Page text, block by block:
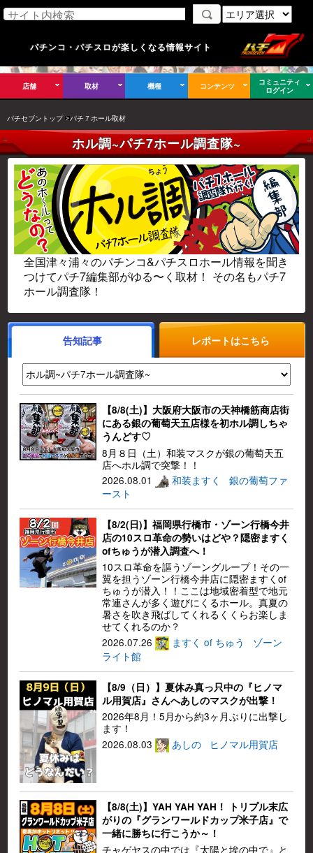
パチンコ・パチスロが楽しくなる情報サイト
店舗 取材 機種 コンテンツ
コミュニティ
ログイン
パチセブントップ パチ７ホール取材
ホル調~パチ7ホール調査隊~
全国津々浦々のパチンコ&パチスロホール情報を聞き
つけてパチ7編集部がゆる〜く取材！ その名もパチ7
ホール調査隊！
告知記事 レポートはこちら
【8/8(土)】大阪府大阪市の天神橋筋商店街
にある銀の葡萄天五店様を初ホル調しちゃ
うんどす♡
8月８日（土）和装マスクが銀の葡萄天五
店へホル調で突撃！！
2026.08.01
和装ますく
銀の葡萄ファ
ースト
【8/2(日)】福岡県行橋市・ゾーン行橋今井
店の10スロ革命の勢いはどや？隠密ますく
ofちゅうが潜入調査へ！
10スロ革命を謳うゾーングループ！その一
翼を担うゾーン行橋今井店に隠密ますくof
ちゅうが潜入！！ここは地域密着型で地元
常連さんが多く遊びにくるホール。真夏の
暑さを吹き飛ばしてくれるくくらお楽しま
せてくれるのか？
2026.07.26
ますく of ちゅう
ゾーン
ライト館
【8/9（日）】夏休み真っ只中の『ヒノマ
ル用賀店』さんへあしのマスクが出撃！
2026年8月！5月から約3ヶ月ぶりに出撃し
ます！
2026.08.03
あしの ヒノマル用賀店
【8/8(土)】YAH YAH YAH！ トリプル末広
がりの『グランワールドカップ米子店』で
一緒に勝ちに行こうか～！
チャゲヤスの中では『太陽と埃の中で』と